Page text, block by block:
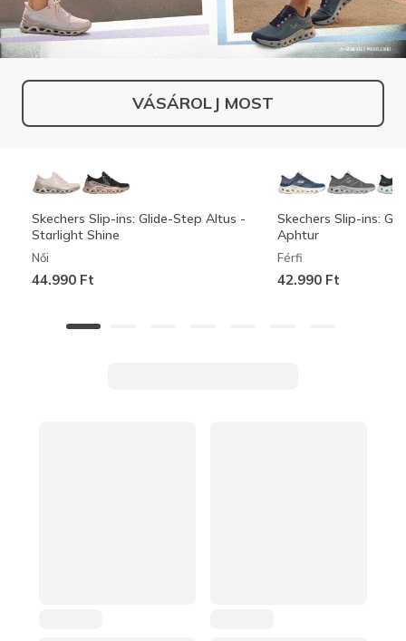
VÁSÁROLJ MOST
Skechers Slip-ins: Glide-Step Altus -
Starlight Shine
Női
44.990 Ft
Skechers Slip-ins:
Aphtur
Férfi
42.990 Ft